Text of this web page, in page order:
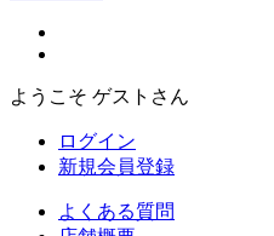
ようこそ ゲストさん
ログイン
新規会員登録
よくある質問